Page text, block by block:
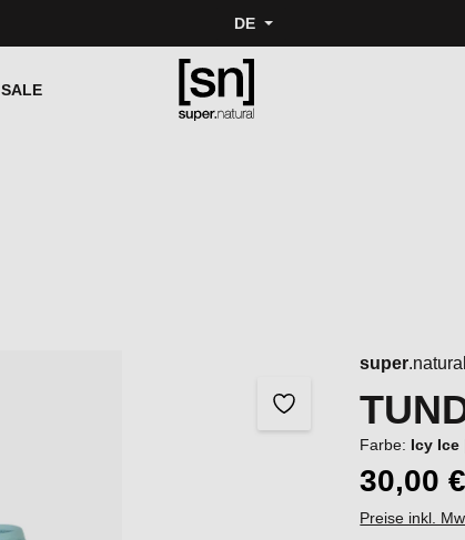
DE
SALE
super.natural
Farbe: Icy Ice
30,00 €
Preise inkl.